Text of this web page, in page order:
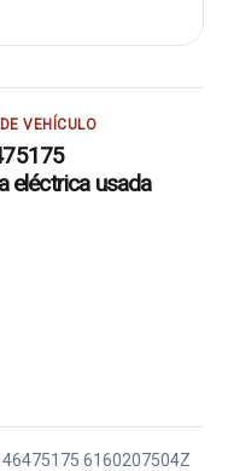
VEHÍCULO
eléctrica usada
46475175 6160207504Z